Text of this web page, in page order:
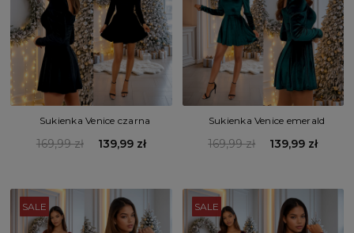
Sukienka Venice czarna
169,99 zł 139,99 zł
Sukienka Venice emerald
169,99 zł 139,99 zł
SALE SALE